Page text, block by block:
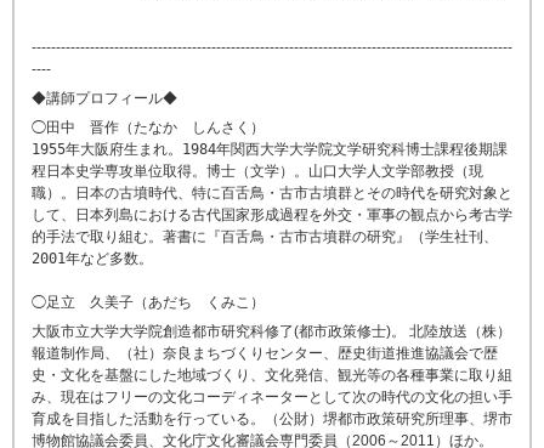
---------------------------------------------------------------------------------------------------
----
◆講師プロフィール◆
◯田中 晋作（たなか しんさく）
1955年大阪府生まれ。1984年関西大学大学院文学研究科博士課程後期課
程日本史学専攻単位取得。博士（文学）。山口大学人文学部教授（現
職）。日本の古墳時代、特に百舌鳥・古市古墳群とその時代を研究対象と
して、日本列島における古代国家形成過程を外交・軍事の観点から考古学
的手法で取り組む。著書に『百舌鳥・古市古墳群の研究』（学生社刊、
2001年など多数。
◯足立 久美子（あだち くみこ）
大阪市立大学大学院創造都市研究科修了(都市政策修士)。 北陸放送（株）
報道制作局、（社）奈良まちづくりセンター、歴史街道推進協議会で歴
史・文化を基盤にした地域づくり、文化発信、観光等の各種事業に取り組
み、現在はフリーの文化コーディネーターとして次の時代の文化の担い手
育成を目指した活動を行っている。（公財）堺都市政策研究所理事、堺市
博物館協議会委員、文化庁文化審議会専門委員（2006～2011）ほか。